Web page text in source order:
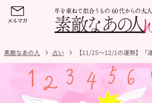
素敵なあの人 占い